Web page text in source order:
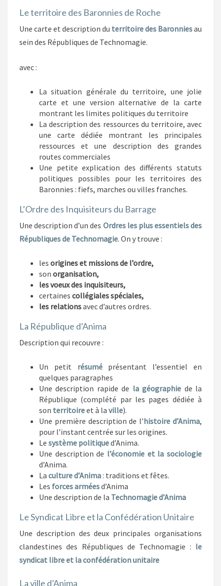
Le territoire des Baronnies de Roche
Une carte et description du territoire des Baronniesau
sein des Républiques de Technomagie.
avec :
La situation générale du territoire, une jolie
carte et une version alternative de la carte
montrant les limites politiques du territoire
La description des ressources du territoire, avec
une carte dédiée montrant les principales
ressources et une description des grandes
routes commerciales
Une petite explication des différents statuts
politiques possibles pour les territoires des
Baronnies : fiefs, marches ou villes franches.
L’Ordre des Inquisiteurs du Barrage
Une description d’un des Ordres les plus essentiels des
Républiques de Technomagie. On y trouve :
les origines et missions de l’ordre,
son organisation,
les voeux des inquisiteurs,
certaines collégiales spéciales,
les relationsavec d’autres ordres.
La République d’Anima
Description qui recouvre :
Un petit résumé
présentant l’essentiel en
quelques paragraphes
Une description rapide de la géographie de la
République (complété par les pages dédiée à
son territoireet à la ville).
Une première description de l’histoire d’Anima,
pour l’instant centrée sur les origines.
Le système politiqued’Anima.
Une description de l’économie et la sociologie
d’Anima.
La culture d’Anima: traditions et fêtes.
Les forces arméesd’Anima
Une description de la Technomagie d’Anima
Le Syndicat Libre et la Confédération Unitaire
Une description des deux principales organisations
clandestines des Républiques de Technomagie : le
syndicat libre et la confédération unitaire
La ville d’Anima